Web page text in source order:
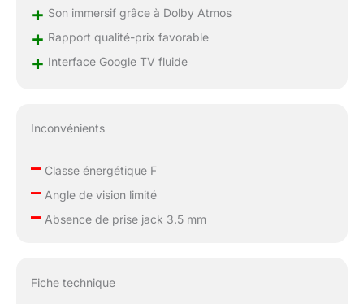
tout autour de vous
couper le souffle.
GAME MASTER 3.0:
vous bénéficierez
+ Son immersif grâce à Dolby Atmos
+ Rapport qualité-prix favorable
+ Interface Google TV fluide
Inconvénients
–Classe énergétique F
–Angle de vision limité
–Absence de prise jack 3.5 mm
Fiche technique